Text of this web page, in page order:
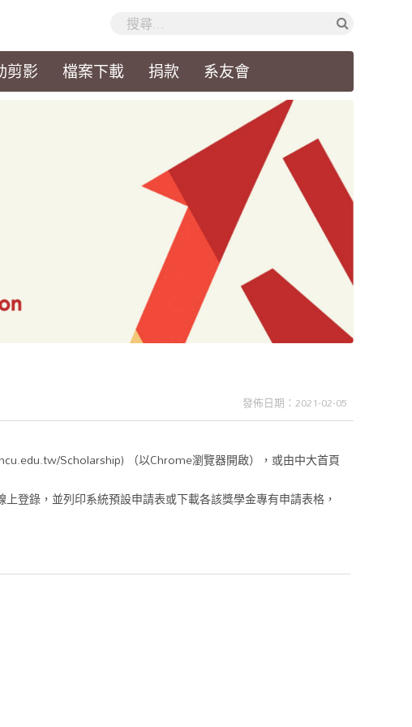
剪影 檔案下載 捐款 系友會
發佈日期：2021-02-05
Scholarship) （以Chrome瀏覽器開啟），或由中大首頁
登錄，並列印系統預設申請表或下載各該獎學金專有申請表格，